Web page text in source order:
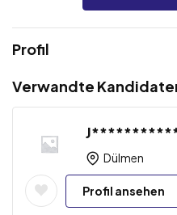
Profil
Verwandte
Dülmen
Profil ansehen